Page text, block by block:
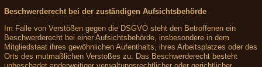
Beschwerderecht bei der zuständigen Aufsichtsbehörde
Im Falle von Verstößen gegen die DSGVO steht den Betroffenen ein
Beschwerderecht bei einer Aufsichtsbehörde, insbesondere in dem
Mitgliedstaat ihres gewöhnlichen Aufenthalts, ihres Arbeitsplatzes oder des
Orts des mutmaßlichen Verstoßes zu. Das Beschwerderecht besteht